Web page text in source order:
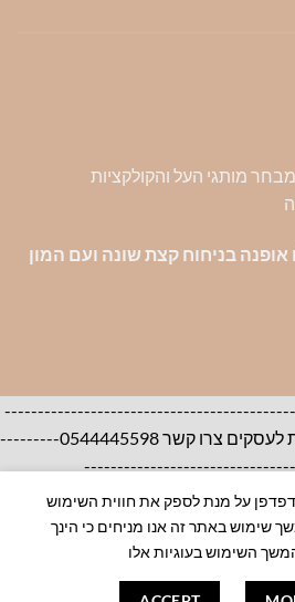
מותגי העל והקולקציות
אופנה בניחוח קצת שונה ועם המון
-----------להזמנות סיטונאיות לעסקים צרו קשר 0544445598---------
קשר שאלות ותשובות
על מנת לספק את חווית השימוש
שימוש באתר זה אנו מניחים כי הינך
השימוש בעוגיות אלו